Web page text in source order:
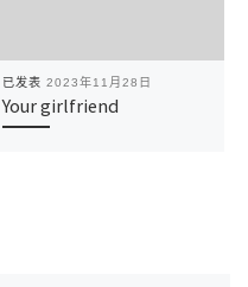
已发表 2023年11月28日
Your girlfriend